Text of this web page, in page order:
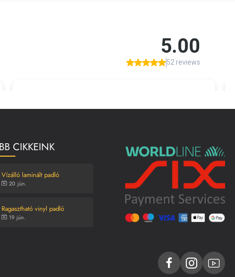
CIKKEINK
Vízálló laminált padló
20 jún.
Ragasztható vinyl padló
19 jún.